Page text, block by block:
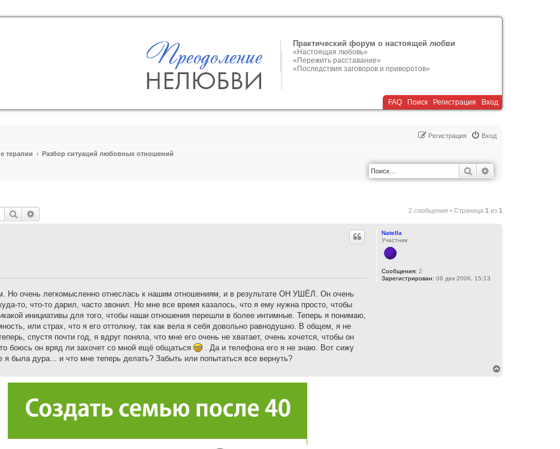
Практический форум о настоящей любви
«Настоящая любовь»
«Пережить расставание»
«Последствия заговоров и приворотов»
FAQ Поиск Регистрация Вход
Вход
Регистрация
терапии Разбор ситуаций любовных отношений
Поиск
Поиск 2 сообщения • Страница 1 из 1
Natella
Участник
Сообщения: 2
Зарегистрирован: 06 дек 2006, 15:13
Но очень легкомысленно отнеслась к нашим отношениям, и в результате ОН УШЁЛ. Он очень
то, что-то дарил, часто звонил. Но мне все время казалось, что я ему нужна просто, чтобы
инициативы для того, чтобы наши отношения перешли в более интимные. Теперь я понимаю,
или страх, что я его оттолкну, так как вела я себя довольно равнодушно. В общем, я не
спустя почти год, я вдруг поняла, что мне его очень не хватает, очень хочется, чтобы он
боюсь он вряд ли захочет со мной ещё общаться
. Да и телефона его я не знаю. Вот сижу
была дура... и что мне теперь делать? Забыть или попытаться все вернуть?